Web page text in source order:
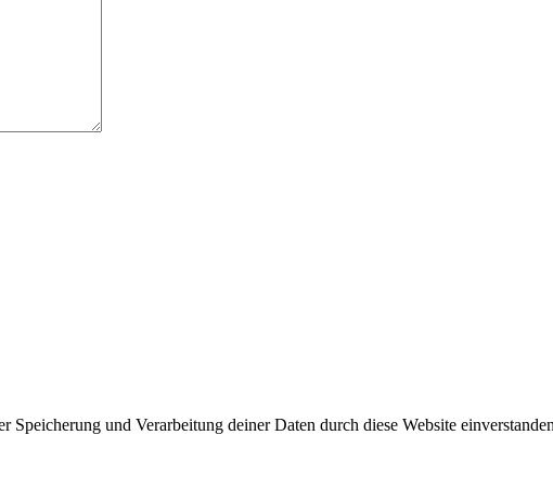
und Verarbeitung deiner Daten durch diese Website